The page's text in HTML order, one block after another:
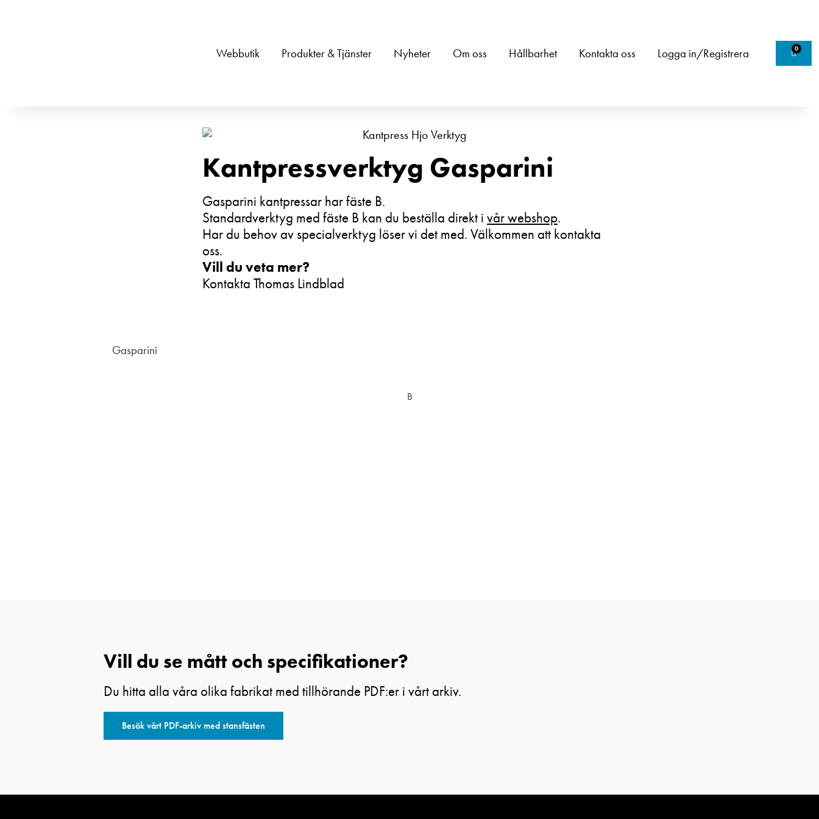
Webbutik Produkter & Tjänster Nyheter Om oss Hållbarhet Kontakta oss Logga in/Registrera 0
Kantpressverktyg Gasparini
Gasparini kantpressar har fäste B.
Standardverktyg med fäste B kan du beställa direkt i vår webshop.
Har du behov av specialverktyg löser vi det med. Välkommen att kontakta
oss.
Vill du veta mer?
Kontakta Thomas Lindblad
Gasparini
B
Vill du se mått och specifikationer?
Du hitta alla våra olika fabrikat med tillhörande PDF:er i vårt arkiv.
Besök vårt PDF-arkiv med stansfästen